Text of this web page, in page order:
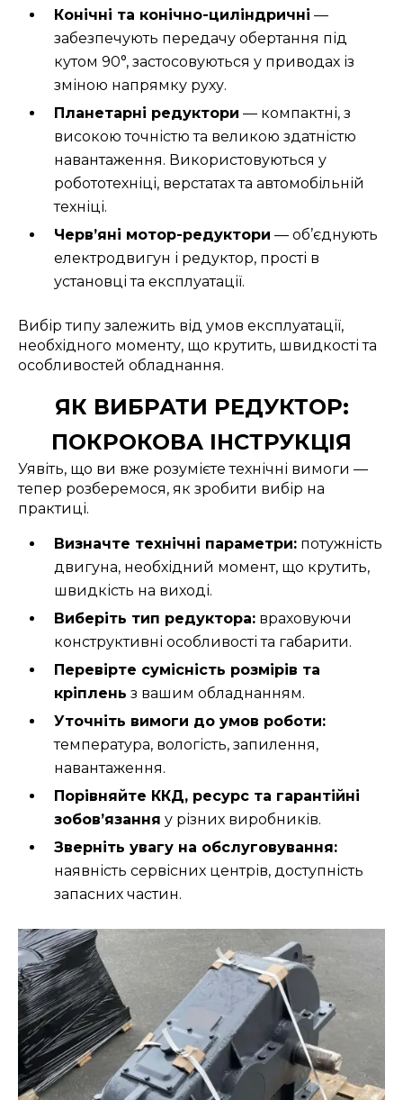
Конічні та конічно-циліндричні —
забезпечують передачу обертання під
кутом 90°, застосовуються у приводах із
зміною напрямку руху.
Планетарні редуктори — компактні, з
високою точністю та великою здатністю
навантаження. Використовуються у
робототехніці, верстатах та автомобільній
техніці.
Черв’яні мотор-редуктори — об’єднують
електродвигун і редуктор, прості в
установці та експлуатації.
Вибір типу залежить від умов експлуатації,
необхідного моменту, що крутить, швидкості та
особливостей обладнання.
ЯК ВИБРАТИ РЕДУКТОР:
ПОКРОКОВА ІНСТРУКЦІЯ
Уявіть, що ви вже розумієте технічні вимоги —
тепер розберемося, як зробити вибір на
практиці.
Визначте технічні параметри: потужність
двигуна, необхідний момент, що крутить,
швидкість на виході.
Виберіть тип редуктора: враховуючи
конструктивні особливості та габарити.
Перевірте сумісність розмірів та
кріплень з вашим обладнанням.
Уточніть вимоги до умов роботи:
температура, вологість, запилення,
навантаження.
Порівняйте ККД, ресурс та гарантійні
зобов’язання у різних виробників.
Зверніть увагу на обслуговування:
наявність сервісних центрів, доступність
запасних частин.